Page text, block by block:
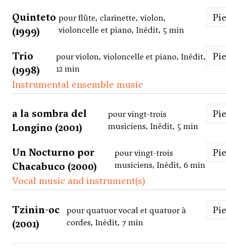
Quinteto
(1999)
pour flûte, clarinette, violon,
violoncelle et piano, Inédit, 5 min
Trio
(1998)
pour violon, violoncelle et piano, Inédit,
12 min
Instrumental ensemble music
a la sombra del
Longino (2001)
pour vingt-trois
musiciens, Inédit, 5 min
Un Nocturno por
Chacabuco (2000)
pour vingt-trois
musiciens, Inédit, 6 min
Vocal music and instrument(s)
Tzinin-oc
(2001)
pour quatuor vocal et quatuor à
cordes, Inédit, 7 min